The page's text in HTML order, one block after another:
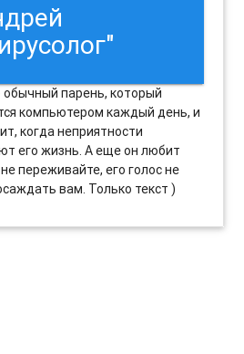
обычный парень, который
компьютером каждый день, и
когда неприятности
его жизнь. А еще он любит
переживайте, его голос не
вам. Только текст )